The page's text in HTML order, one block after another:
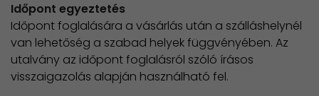
Időpont egyeztetés
Időpont foglalására a vásárlás után a szálláshelynél
van lehetőség a szabad helyek függvényében. Az
utalvány az időpont foglalásról szóló írásos
visszaigazolás alapján használható fel.